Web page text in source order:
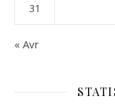
31
« Avr